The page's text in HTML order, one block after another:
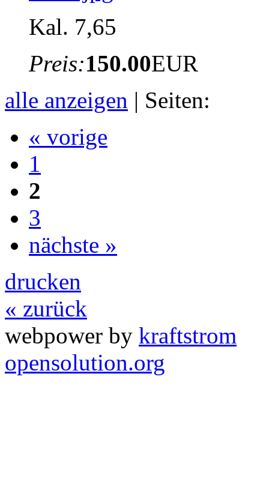
Kal. 7,65
Preis:150.00EUR
alle anzeigen | Seiten:
« vorige
1
2
3
nächste »
drucken
« zurück
webpower by kraftstrom
opensolution.org